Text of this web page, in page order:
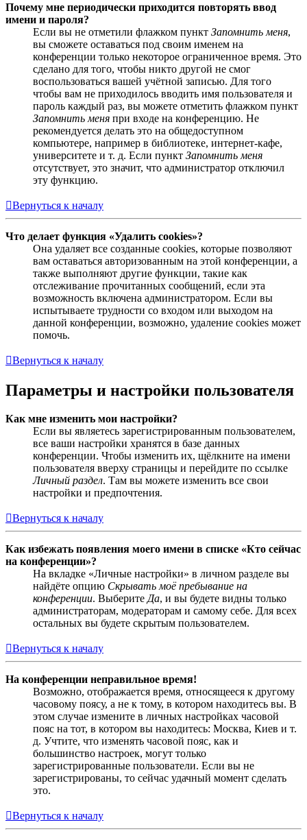
Почему мне периодически приходится повторять ввод
имени и пароля?
Если вы не отметили флажком пункт Запомнить меня,
вы сможете оставаться под своим именем на
конференции только некоторое ограниченное время. Это
сделано для того, чтобы никто другой не смог
воспользоваться вашей учётной записью. Для того
чтобы вам не приходилось вводить имя пользователя и
пароль каждый раз, вы можете отметить флажком пункт
Запомнить меня при входе на конференцию. Не
рекомендуется делать это на общедоступном
компьютере, например в библиотеке, интернет-кафе,
университете и т. д. Если пункт Запомнить меня
отсутствует, это значит, что администратор отключил
эту функцию.
Вернуться к началу
Что делает функция «Удалить cookies»?
Она удаляет все созданные cookies, которые позволяют
вам оставаться авторизованным на этой конференции, а
также выполняют другие функции, такие как
отслеживание прочитанных сообщений, если эта
возможность включена администратором. Если вы
испытываете трудности со входом или выходом на
данной конференции, возможно, удаление cookies может
помочь.
Вернуться к началу
Параметры и настройки пользователя
Как мне изменить мои настройки?
Если вы являетесь зарегистрированным пользователем,
все ваши настройки хранятся в базе данных
конференции. Чтобы изменить их, щёлкните на имени
пользователя вверху страницы и перейдите по ссылке
Личный раздел. Там вы можете изменить все свои
настройки и предпочтения.
Вернуться к началу
Как избежать появления моего имени в списке «Кто сейчас
на конференции»?
На вкладке «Личные настройки» в личном разделе вы
найдёте опцию Скрывать моё пребывание на
конференции. ВыберитеДа, и вы будете видны только
администраторам, модераторам и самому себе. Для всех
остальных вы будете скрытым пользователем.
Вернуться к началу
На конференции неправильное время!
Возможно, отображается время, относящееся к другому
часовому поясу, а не к тому, в котором находитесь вы. В
этом случае измените в личных настройках часовой
пояс на тот, в котором вы находитесь: Москва, Киев и т.
д. Учтите, что изменять часовой пояс, как и
большинство настроек, могут только
зарегистрированные пользователи. Если вы не
зарегистрированы, то сейчас удачный момент сделать
это.
Вернуться к началу